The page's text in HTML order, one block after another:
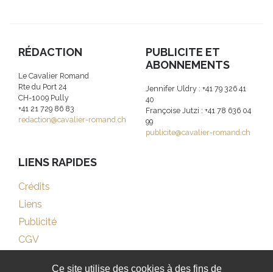
RÉDACTION
Le Cavalier Romand
Rte du Port 24
CH-1009 Pully
+41 21 729 86 83
redaction@cavalier-romand.ch
PUBLICITE ET
ABONNEMENTS
Jennifer Uldry : +41 79 326 41
40
Françoise Jutzi : +41 78 636 04
99
publicite@cavalier-romand.ch
LIENS RAPIDES
Crédits
Liens
Publicité
CGV
Ce site utilise des cookies à des fins de